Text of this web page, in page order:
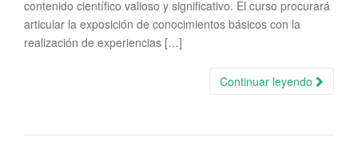
contenido científico valioso y significativo. El curso procurará
articular la exposición de conocimientos básicos con la
realización de experiencias […]
Continuar leyendo